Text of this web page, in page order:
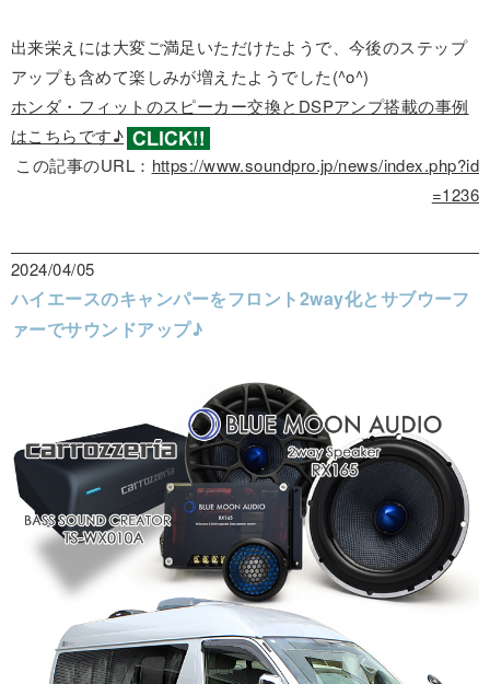
出来栄えには大変ご満足いただけたようで、今後のステップ
アップも含めて楽しみが増えたようでした(^o^)
ホンダ・フィットのスピーカー交換とDSPアンプ搭載の事例
はこちらです♪
この記事のURL： https://www.soundpro.jp/news/index.php?id
=1236
2024/04/05
ハイエースのキャンパーをフロント2way化とサブウーフ
ァーでサウンドアップ♪